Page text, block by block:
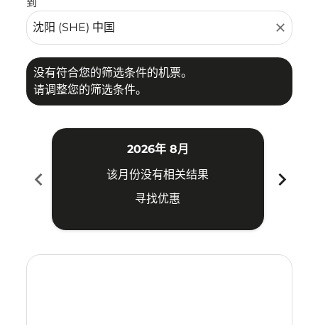
close
没有符合您的筛选条件的机票。
请调整您的筛选条件。
chevron_left
2026年 8月
该月份没有相关结果
寻找优惠
chevron_right